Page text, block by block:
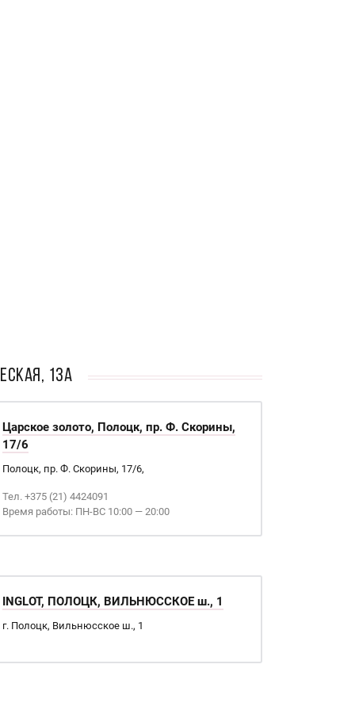
13А
Царское золото, Полоцк, пр. Ф. Скорины,
17/6
Полоцк, пр. Ф. Скорины, 17/6,
Тел. +375 (21) 4424091
Время работы: ПН-ВС 10:00 — 20:00
INGLOT, ПОЛОЦК, ВИЛЬНЮССКОЕ ш., 1
г. Полоцк, Вильнюсское ш., 1